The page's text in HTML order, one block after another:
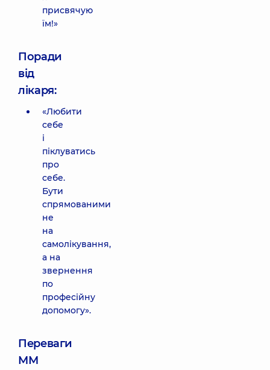
присвячую
їм!»
Поради
від
лікаря:
«Любити
себе
і
піклуватись
про
себе.
Бути
спрямованими
не
на
самолікування,
а на
звернення
по
професійну
допомогу».
Переваги
ММ